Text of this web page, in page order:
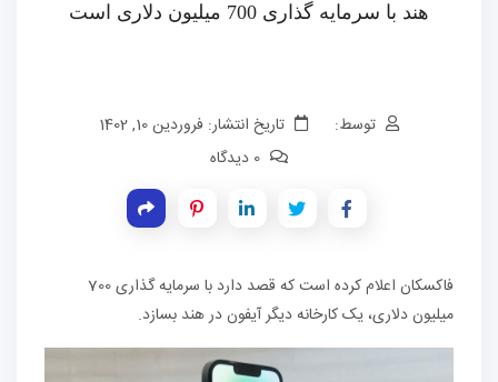
هند با سرمایه گذاری 700 میلیون دلاری است
توسط:
تاریخ انتشار: فروردین 10, 1402
فاکسکان اعلام کرده است که قصد دارد با سرمایه گذاری 700
میلیون دلاری، یک کارخانه دیگر آیفون در هند بسازد.